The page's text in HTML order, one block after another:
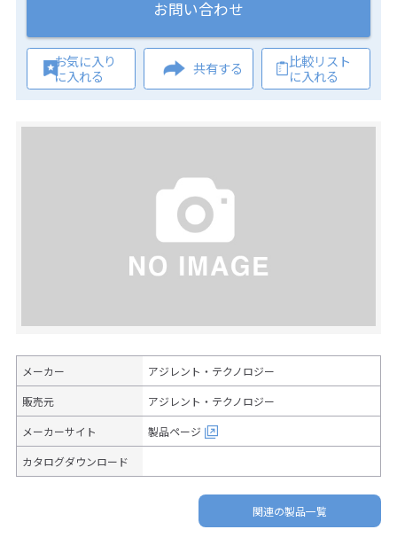
お問い合わせ
お気に入り
に入れる
共有する
比較リスト
に入れる
メーカー アジレント・テクノロジー
販売元 アジレント・テクノロジー
メーカーサイト 製品ページ
カタログダウンロード
関連の製品一覧